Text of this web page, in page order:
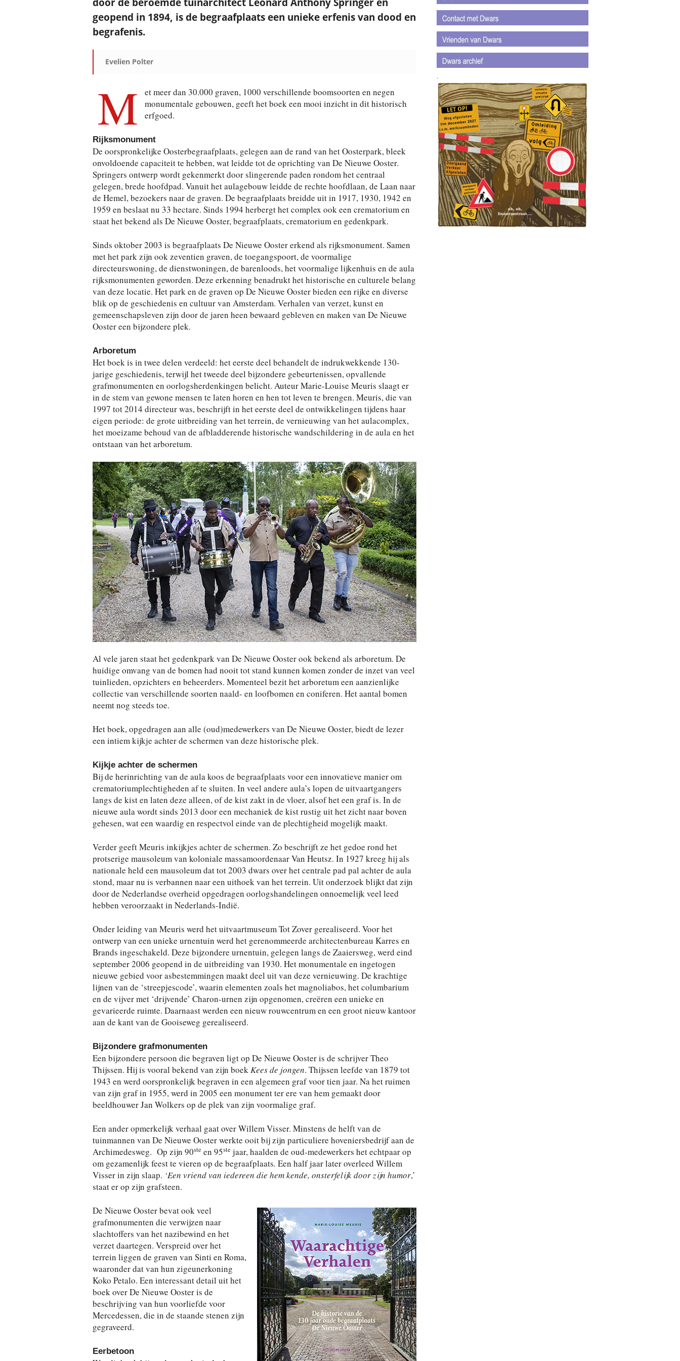
geopend in 1894, is de begraafplaats een unieke erfenis van dood en
begrafenis.
Evelien Polter
M
et meer dan 30.000 graven, 1000 verschillende boomsoorten en negen
monumentale gebouwen, geeft het boek een mooi inzicht in dit historisch
erfgoed.
Rijksmonument
De oorspronkelijke Oosterbegraafplaats, gelegen aan de rand van het Oosterpark, bleek
onvoldoende capaciteit te hebben, wat leidde tot de oprichting van De Nieuwe Ooster.
Springers ontwerp wordt gekenmerkt door slingerende paden rondom het centraal
gelegen, brede hoofdpad. Vanuit het aulagebouw leidde de rechte hoofdlaan, de Laan naar
de Hemel, bezoekers naar de graven. De begraafplaats breidde uit in 1917, 1930, 1942 en
1959 en beslaat nu 33 hectare. Sinds 1994 herbergt het complex ook een crematorium en
staat het bekend als De Nieuwe Ooster, begraafplaats, crematorium en gedenkpark.
Sinds oktober 2003 is begraafplaats De Nieuwe Ooster erkend als rijksmonument. Samen
met het park zijn ook zeventien graven, de toegangspoort, de voormalige
directeurswoning, de dienstwoningen, de barenloods, het voormalige lijkenhuis en de aula
rijksmonumenten geworden. Deze erkenning benadrukt het historische en culturele belang
van deze locatie. Het park en de graven op De Nieuwe Ooster bieden een rijke en diverse
blik op de geschiedenis en cultuur van Amsterdam. Verhalen van verzet, kunst en
gemeenschapsleven zijn door de jaren heen bewaard gebleven en maken van De Nieuwe
Ooster een bijzondere plek.
Arboretum
Het boek is in twee delen verdeeld: het eerste deel behandelt de indrukwekkende 130-
jarige geschiedenis, terwijl het tweede deel bijzondere gebeurtenissen, opvallende
grafmonumenten en oorlogsherdenkingen belicht. Auteur Marie-Louise Meuris slaagt er
in de stem van gewone mensen te laten horen en hen tot leven te brengen. Meuris, die van
1997 tot 2014 directeur was, beschrijft in het eerste deel de ontwikkelingen tijdens haar
eigen periode: de grote uitbreiding van het terrein, de vernieuwing van het aulacomplex,
het moeizame behoud van de afbladderende historische wandschildering in de aula en het
ontstaan van het arboretum.
Al vele jaren staat het gedenkpark van De Nieuwe Ooster ook bekend als arboretum. De
huidige omvang van de bomen had nooit tot stand kunnen komen zonder de inzet van veel
tuinlieden, opzichters en beheerders. Momenteel bezit het arboretum een aanzienlijke
collectie van verschillende soorten naald- en loofbomen en coniferen. Het aantal bomen
neemt nog steeds toe.
Het boek, opgedragen aan alle (oud)medewerkers van De Nieuwe Ooster, biedt de lezer
een intiem kijkje achter de schermen van deze historische plek.
Kijkje achter de schermen
Bij de herinrichting van de aula koos de begraafplaats voor een innovatieve manier om
crematoriumplechtigheden af te sluiten. In veel andere aula’s lopen de uitvaartgangers
langs de kist en laten deze alleen, of de kist zakt in de vloer, alsof het een graf is. In de
nieuwe aula wordt sinds 2013 door een mechaniek de kist rustig uit het zicht naar boven
gehesen, wat een waardig en respectvol einde van de plechtigheid mogelijk maakt.
Verder geeft Meuris inkijkjes achter de schermen. Zo beschrijft ze het gedoe rond het
protserige mausoleum van koloniale massamoordenaar Van Heutsz. In 1927 kreeg hij als
nationale held een mausoleum dat tot 2003 dwars over het centrale pad pal achter de aula
stond, maar nu is verbannen naar een uithoek van het terrein. Uit onderzoek blijkt dat zijn
door de Nederlandse overheid opgedragen oorlogshandelingen onnoemelijk veel leed
hebben veroorzaakt in Nederlands-Indië.
Onder leiding van Meuris werd het uitvaartmuseum Tot Zover gerealiseerd. Voor het
ontwerp van een unieke urnentuin werd het gerenommeerde architectenbureau Karres en
Brands ingeschakeld. Deze bijzondere urnentuin, gelegen langs de Zaaiersweg, werd eind
september 2006 geopend in de uitbreiding van 1930. Het monumentale en ingetogen
nieuwe gebied voor asbestemmingen maakt deel uit van deze vernieuwing. De krachtige
lijnen van de ‘streepjescode’, waarin elementen zoals het magnoliabos, het columbarium
en de vijver met ‘drijvende’ Charon-urnen zijn opgenomen, creëren een unieke en
gevarieerde ruimte. Daarnaast werden een nieuw rouwcentrum en een groot nieuw kantoor
aan de kant van de Gooiseweg gerealiseerd.
Bijzondere grafmonumenten
Een bijzondere persoon die begraven ligt op De Nieuwe Ooster is de schrijver Theo
Thijssen. Hij is vooral bekend van zijn boekKees de jongen. Thijssen leefde van 1879 tot
1943 en werd oorspronkelijk begraven in een algemeen graf voor tien jaar. Na het ruimen
van zijn graf in 1955, werd in 2005 een monument ter ere van hem gemaakt door
beeldhouwer Jan Wolkers op de plek van zijn voormalige graf.
Een ander opmerkelijk verhaal gaat over Willem Visser. Minstens de helft van de
tuinmannen van De Nieuwe Ooster werkte ooit bij zijn particuliere hoveniersbedrijf aan de
Archimedesweg. Op zijn 90ste en 95ste jaar, haalden de oud-medewerkers het echtpaar op
om gezamenlijk feest te vieren op de begraafplaats. Een half jaar later overleed Willem
Visser in zijn slaap. ‘Een vriend van iedereen die hem kende, onsterfelijk door zijn humor,’
staat er op zijn grafsteen.
De Nieuwe Ooster bevat ook veel
grafmonumenten die verwijzen naar
slachtoffers van het nazibewind en het
verzet daartegen. Verspreid over het
terrein liggen de graven van Sinti en Roma,
waaronder dat van hun zigeunerkoning
Koko Petalo. Een interessant detail uit het
boek over De Nieuwe Ooster is de
beschrijving van hun voorliefde voor
Mercedessen, die in de staande stenen zijn
gegraveerd.
Eerbetoon
.